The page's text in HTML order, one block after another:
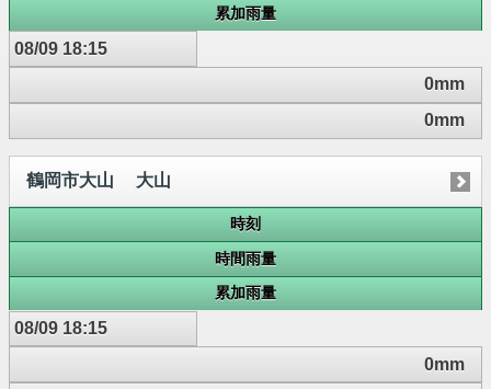
累加雨量
08/09 18:15
0mm
0mm
鶴岡市大山 大山
時刻
時間雨量
累加雨量
08/09 18:15
0mm